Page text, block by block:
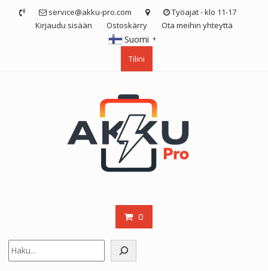
service@akku-pro.com
Työajat - klo 11-17
Kirjaudu sisään
Ostoskärry Ota meihin yhteyttä
Suomi ▼
Tilini
0